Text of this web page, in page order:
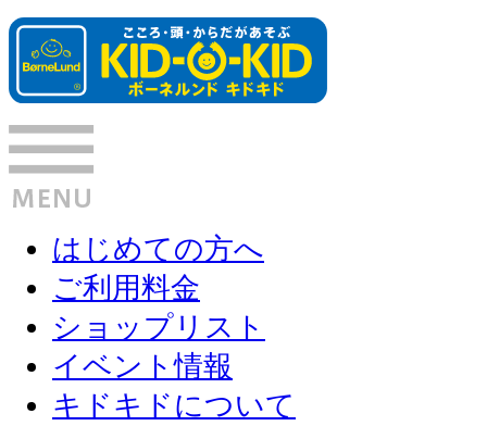
はじめての方へ
ご利用料金
ショップリスト
イベント情報
キドキドについて